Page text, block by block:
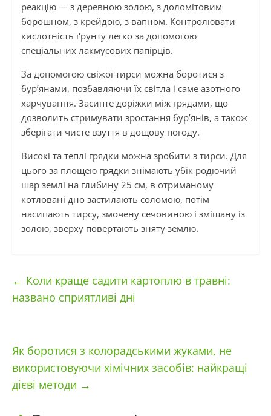
реакцію — з деревною золою, з доломітовим
борошном, з крейдою, з вапном. Контролювати
кислотність ґрунту легко за допомогою
спеціальних лакмусових папірців.
За допомогою свіжої тирси можна боротися з
бур’янами, позбавляючи їх світла і саме азотного
харчування. Засипте доріжки між грядами, що
дозволить стримувати зростання бур’янів, а також
зберігати чисте взуття в дощову погоду.
Високі та теплі грядки можна зробити з тирси. Для
цього за площею грядки знімають убік родючий
шар землі на глибину 25 см, в отриманому
котловані дно застилають соломою, потім
насипають тирсу, змочену сечовиною і змішану із
золою, зверху повертають зняту землю.
← Коли краще садити картоплю в травні:
названо сприятливі дні
Як боротися з колорадськими жуками, не
використовуючи хімічних засобів: найкращі
дієві методи →